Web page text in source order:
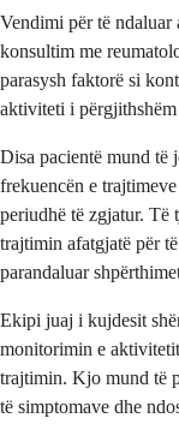
Vendimi për të
konsultim me
parasysh faktorë si
aktiviteti i
Disa pacientë mund të
frekuencën e
periudhë të zgjatur. Të
trajtimin afatgjatë për
parandaluar
Ekipi juaj i kujdesit
monitorimin e
trajtimin. Kjo mund të
të simptomave dhe